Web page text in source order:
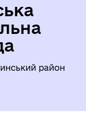
район